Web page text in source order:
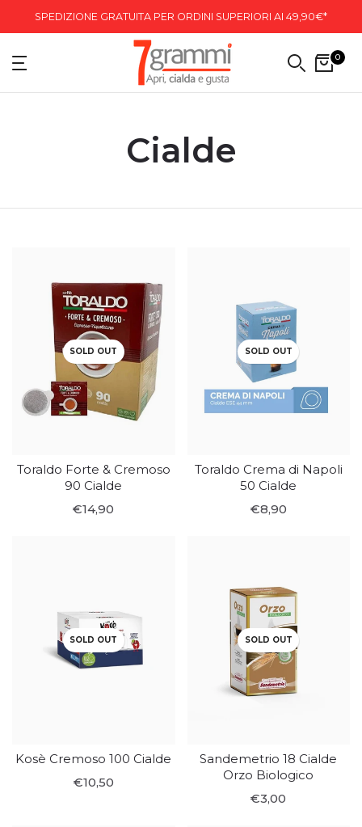
SPEDIZIONE GRATUITA PER ORDINI SUPERIORI AI 49,90€*
0
Cialde
SOLD OUT
Toraldo Forte & Cremoso
90 Cialde
€14,90
SOLD OUT
Toraldo Crema di Napoli
50 Cialde
€8,90
SOLD OUT
Kosè Cremoso 100 Cialde
€10,50
SOLD OUT
Sandemetrio 18 Cialde
Orzo Biologico
€3,00